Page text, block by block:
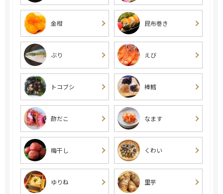
金柑 昆布巻き
ぶり えび
トコブシ 棒鱈
酢だこ なます
梅干し くわい
ゆりね 里芋